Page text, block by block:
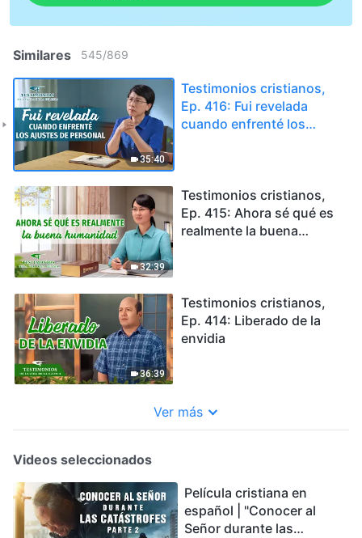
Similares 545/869
35:40
Testimonios cristianos,
Ep. 416: Fui revelada
cuando enfrenté los
32:39
Testimonios cristianos,
Ep. 415: Ahora sé qué es
realmente la buena
36:39
Testimonios cristianos,
Ep. 414: Liberado de la
envidia
Ver más
Videos seleccionados
Película cristiana en
español | "Conocer al
Señor durante las